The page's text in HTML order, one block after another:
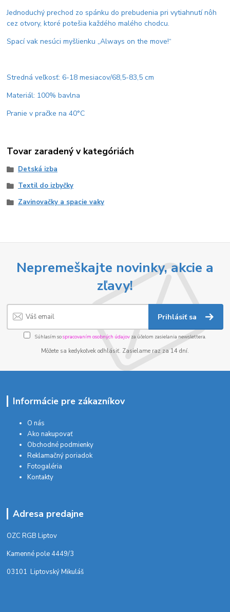
Jednoduchý prechod zo spánku do prebudenia pri vytiahnutí nôh
cez otvory, ktoré potešia každého malého chodcu.
Spací vak nesúci myšlienku „Always on the move!“
Stredná veľkosť: 6-18 mesiacov/68,5-83,5 cm
Materiál: 100% bavlna
Pranie v pračke na 40°C
Tovar zaradený v kategóriách
Detská izba
Textil do izbyčky
Zavinovačky a spacie vaky
Nepremeškajte novinky, akcie a
zľavy!
Prihlásiť sa
Súhlasím sospracovaním osobných údajov za účelom zasielania newslettera.
Môžete sa kedykoľvek odhlásiť. Zasielame raz za 14 dní.
Informácie pre zákazníkov
O nás
Ako nakupovať
Obchodné podmienky
Reklamačný poriadok
Fotogaléria
Kontakty
Adresa predajne
OZC RGB Liptov
Kamenné pole 4449/3
03101 Liptovský Mikuláš